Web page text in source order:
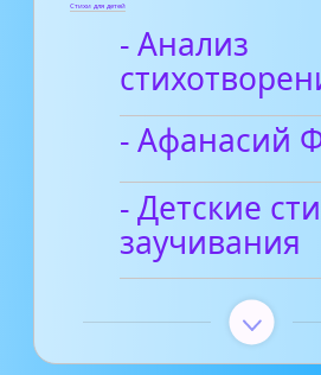
Стихи для детей
- Анализ
- Афанасий
- Детские
заучивания